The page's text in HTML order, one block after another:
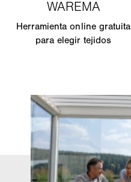
Herramienta online gratuita
para elegir tejidos